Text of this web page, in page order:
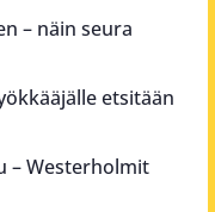
– näin seura
etsitään
– Westerholmit